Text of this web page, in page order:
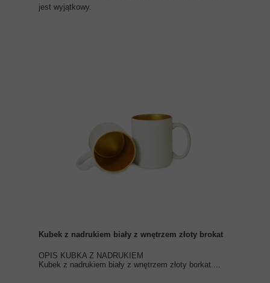
jest wyjątkowy.
Kubek z nadrukiem biały z wnętrzem złoty brokat
OPIS KUBKA Z NADRUKIEM
Kubek z nadrukiem biały z wnętrzem złoty borkat....